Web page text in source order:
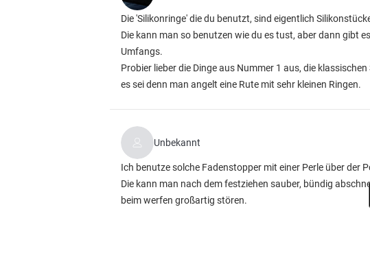
Die 'Silikonringe' die du benutzt, sind eigentlich
Die kann man so benutzen wie du es tust, aber dann gibt
Umfangs.
Probier lieber die Dinge aus Nummer 1 aus, die
es sei denn man angelt eine Rute mit sehr kleinen Ringen.
Unbekannt
Ich benutze solche Fadenstopper mit einer Perle über der
Die kann man nach dem festziehen sauber, bündig
beim werfen großartig stören.